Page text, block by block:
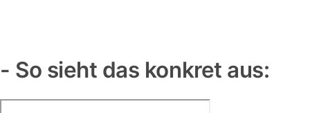
- So sieht das konkret aus: